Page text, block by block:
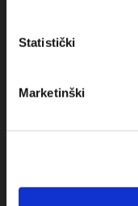
Statistički
Marketinški
+385(0)21
+385(0)21